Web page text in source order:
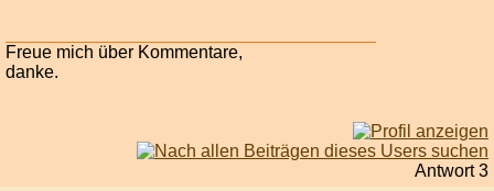
Freue mich über Kommentare,
danke.
Antwort 3